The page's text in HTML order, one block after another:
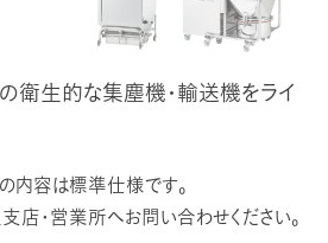
衛生的な集塵機・輸送機をライ
内容は標準仕様です。
店・営業所へお問い合わせください。